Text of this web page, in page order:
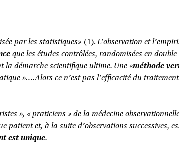
par les statistiques» (1).L’observation et
que les études contrôlées, randomisées en double
démarche scientifique ultime. Une «méthode
»….Alors ce n’est pas l’efficacité du
», « praticiens » de la médecine
patient et, à la suite d’observations successives,
est unique.